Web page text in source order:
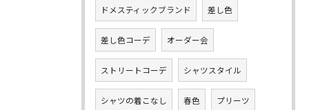
ドメスティックブランド 差し色
差し色コーデ オーダー会
ストリートコーデ シャツスタイル
シャツの着こなし 春色 プリーツ